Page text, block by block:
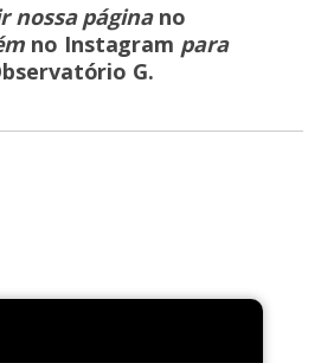
nossa página no
no Instagram para
G.